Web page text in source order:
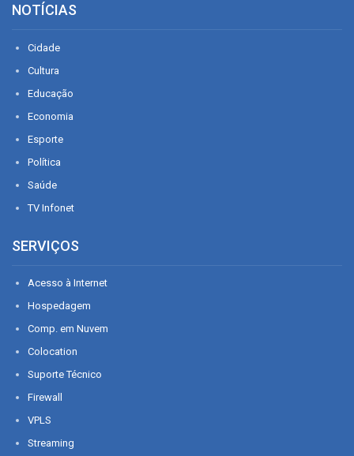
NOTÍCIAS
Cidade
Cultura
Educação
Economia
Esporte
Política
Saúde
TV Infonet
SERVIÇOS
Acesso à Internet
Hospedagem
Comp. em Nuvem
Colocation
Suporte Técnico
Firewall
VPLS
Streaming